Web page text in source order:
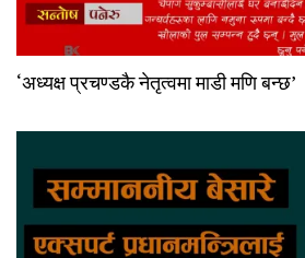
‘अध्यक्ष प्रचण्डकै नेतृत्वमा माडी मणि बन्छ’